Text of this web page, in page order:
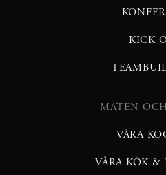
KICK
MATEN
VÅRA
VÅRA KÖK &